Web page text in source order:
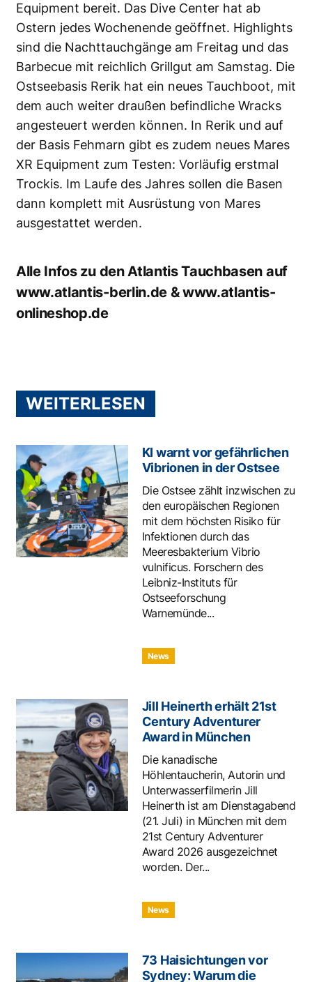
Equipment bereit. Das Dive Center hat ab
Ostern jedes Wochenende geöffnet. Highlights
sind die Nachttauchgänge am Freitag und das
Barbecue mit reichlich Grillgut am Samstag. Die
Ostseebasis Rerik hat ein neues Tauchboot, mit
dem auch weiter draußen befindliche Wracks
angesteuert werden können. In Rerik und auf
der Basis Fehmarn gibt es zudem neues Mares
XR Equipment zum Testen: Vorläufig erstmal
Trockis. Im Laufe des Jahres sollen die Basen
dann komplett mit Ausrüstung von Mares
ausgestattet werden.
Alle Infos zu den Atlantis Tauchbasen auf
www.atlantis-berlin.de &www.atlantis-
onlineshop.de
WEITERLESEN
KI warnt vor gefährlichen
Vibrionen in der Ostsee
Die Ostsee zählt inzwischen zu
den europäischen Regionen
mit dem höchsten Risiko für
Infektionen durch das
Meeresbakterium Vibrio
vulnificus. Forschern des
Leibniz-Instituts für
Ostseeforschung
Warnemünde...
News
Jill Heinerth erhält 21st
Century Adventurer
Award in München
Die kanadische
Höhlentaucherin, Autorin und
Unterwasserfilmerin Jill
Heinerth ist am Dienstagabend
(21. Juli) in München mit dem
21st Century Adventurer
Award 2026 ausgezeichnet
worden. Der...
News
73 Haisichtungen vor
Sydney: Warum die